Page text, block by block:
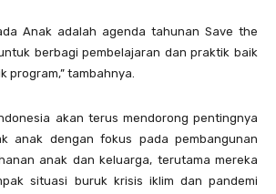
Anak adalah agenda tahunan Save the
berbagi pembelajaran dan praktik baik
program,” tambahnya.
akan terus mendorong pentingnya
anak dengan fokus pada pembangunan
anak dan keluarga, terutama mereka
situasi buruk krisis iklim dan pandemi